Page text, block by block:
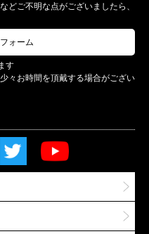
どご不明な点がございましたら、
ォーム
す
々お時間を頂戴する場合がござい